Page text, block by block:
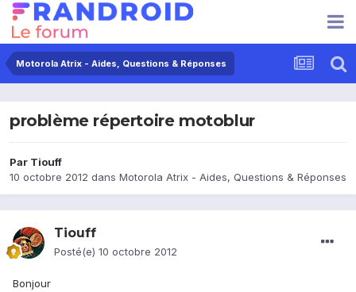
Motorola Atrix - Aides, Questions & Réponses
problème répertoire motoblur
Par Tiouff
10 octobre 2012 dans Motorola Atrix - Aides, Questions & Réponses
Tiouff
Posté(e) 10 octobre 2012
Bonjour